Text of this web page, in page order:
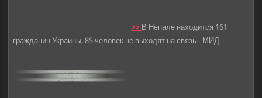
>>В Непале находится 161
гражданин Украины, 85 человек не выходят на связь - МИД